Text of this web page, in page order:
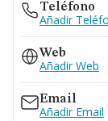
Teléfono
Añadir
Web
Añadir Web
Email
Añadir Email